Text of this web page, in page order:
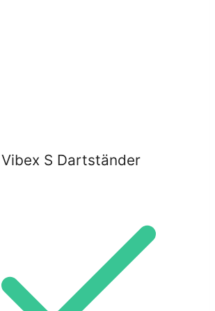
Vibex S Dartständer